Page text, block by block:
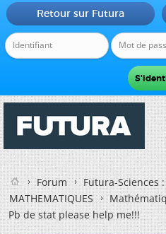
Retour sur Futura
Forum
Futura-Sciences
MATHEMATIQUES
Pb de stat please help me!!!